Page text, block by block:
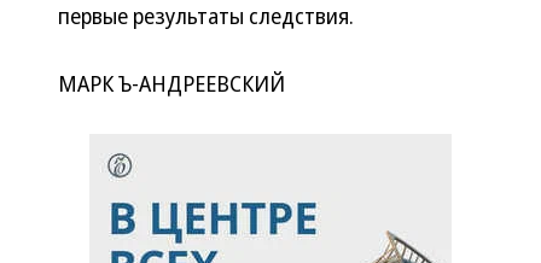
первые результаты следствия.
МАРК Ъ-АНДРЕЕВСКИЙ